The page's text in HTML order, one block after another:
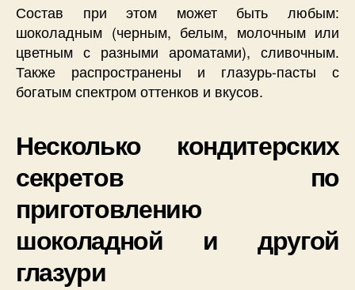
Состав при этом может быть любым:
шоколадным (черным, белым, молочным или
цветным с разными ароматами), сливочным.
Также распространены и глазурь-пасты с
богатым спектром оттенков и вкусов.
Несколько кондитерских
секретов по
приготовлению
шоколадной и другой
глазури